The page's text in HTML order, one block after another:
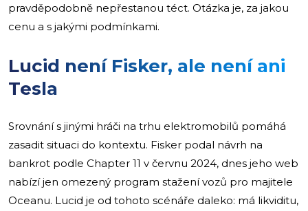
pravděpodobně nepřestanou téct. Otázka je, za jakou
cenu a s jakými podmínkami.
Lucid není Fisker, ale není ani
Tesla
Srovnání s jinými hráči na trhu elektromobilů pomáhá
zasadit situaci do kontextu. Fisker podal návrh na
bankrot podle Chapter 11 v červnu 2024, dnes jeho web
nabízí jen omezený program stažení vozů pro majitele
Oceanu. Lucid je od tohoto scénáře daleko: má likviditu,